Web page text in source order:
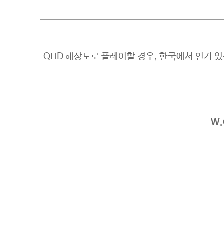
QHD 해상도로 플레이할 경우, 한국에서 인기